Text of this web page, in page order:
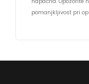
pomanjkljivost pri